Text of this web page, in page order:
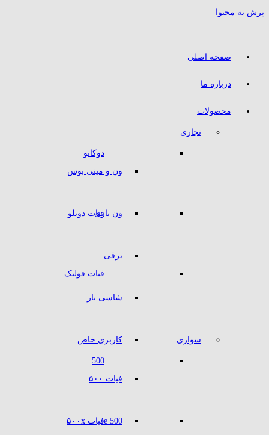
پرش به محتوا
صفحه اصلی
درباره ما
محصولات
تجاری
دوکاتو
ون و مینی بوس
ون باری
برقی
شاسی بار
کاربری خاص
فیات دوبلو
فیات فولبک
سواری
500
فیات ۵۰۰
500 e فیات ۵۰۰x